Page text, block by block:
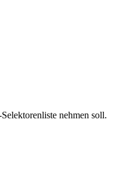
nehmen soll.